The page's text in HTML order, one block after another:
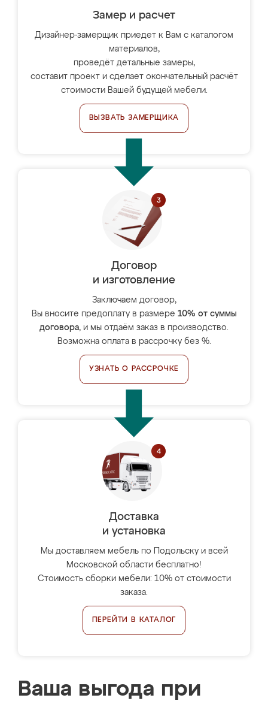
Замер и расчет
Дизайнер-замерщик приедет к Вам с каталогом
материалов,
проведёт детальные замеры,
составит проект и сделает окончательный расчёт
стоимости Вашей будущей мебели.
ВЫЗВАТЬ ЗАМЕРЩИКА
Договор
и изготовление
Заключаем договор,
Вы вносите предоплату в размере 10% от суммы
договора, и мы отдаём заказ в производство.
Возможна оплата в рассрочку без %.
УЗНАТЬ О РАССРОЧКЕ
Доставка
и установка
Мы доставляем мебель по Подольску и всей
Московской области бесплатно!
Стоимость сборки мебели: 10% от стоимости
заказа.
ПЕРЕЙТИ В КАТАЛОГ
Ваша выгода при